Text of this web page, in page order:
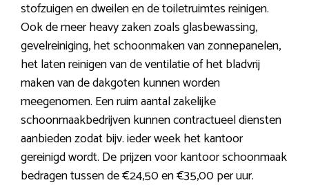
stofzuigen en dweilen en de toiletruimtes reinigen.
Ook de meer heavy zaken zoals glasbewassing,
gevelreiniging, het schoonmaken van zonnepanelen,
het laten reinigen van de ventilatie of het bladvrij
maken van de dakgoten kunnen worden
meegenomen. Een ruim aantal zakelijke
schoonmaakbedrijven kunnen contractueel diensten
aanbieden zodat bijv. ieder week het kantoor
gereinigd wordt. De prijzen voor kantoor schoonmaak
bedragen tussen de €24,50 en €35,00 per uur.